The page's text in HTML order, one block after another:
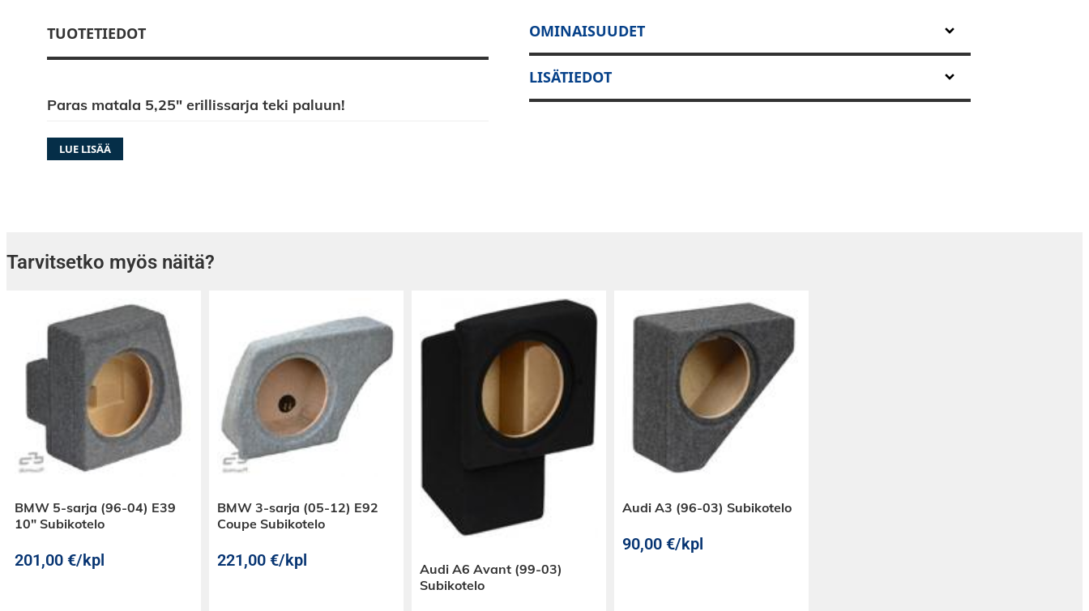
TUOTETIEDOT
Paras matala 5,25″ erillissarja teki paluun!
Midbassot
hybridimagneetilla, jossa yhdistyvät perinteinen sekä
neodymium-magneetti. Midbassot ovat kumiripustuksella sekä
LUE LISÄÄ
OMINAISUUDET
LISÄTIEDOT
Tarvitsetko myös näitä?
BMW 5-sarja (96-04) E39
10″ Subikotelo
201,00 €/kpl
BMW 3-sarja (05-12) E92
Coupe Subikotelo
221,00 €/kpl
Audi A6 Avant (99-03)
Subikotelo
Audi A3 (96-03) Subikotelo
90,00 €/kpl